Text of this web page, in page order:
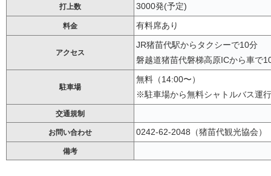
打上数 3000発(予定)
料金 有料席あり
アクセス
JR猪苗代駅からタクシーで10分
磐越道猪苗代磐梯高原ICから車で
駐車場
無料（14:00〜）
※駐車場から無料シャトルバス運行
交通規制
お問い合わせ 0242-62-2048（猪苗代観光協会）
備考